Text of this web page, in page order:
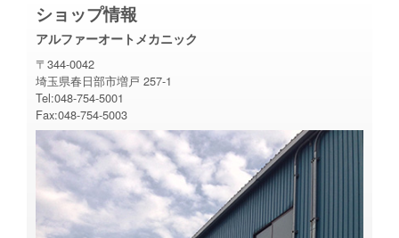
ショップ情報
アルファーオートメカニック
〒344-0042
埼玉県春日部市増戸 257-1
Tel:048-754-5001
Fax:048-754-5003